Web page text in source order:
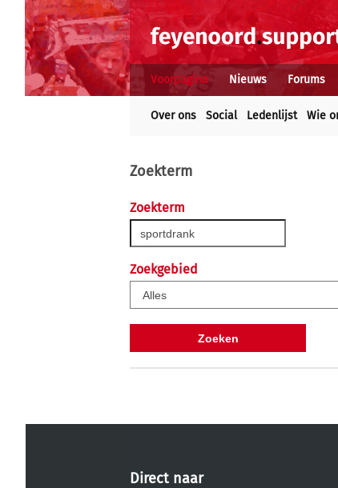
Voorpagina Nieuws Forums
Over ons Social Ledenlijst Wie
Zoekterm
Zoekterm
Zoekgebied
Direct naar